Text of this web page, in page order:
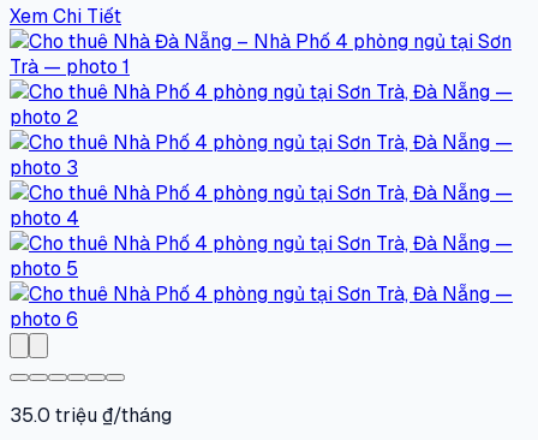
Xem Chi Tiết
35.0 triệu ₫/tháng